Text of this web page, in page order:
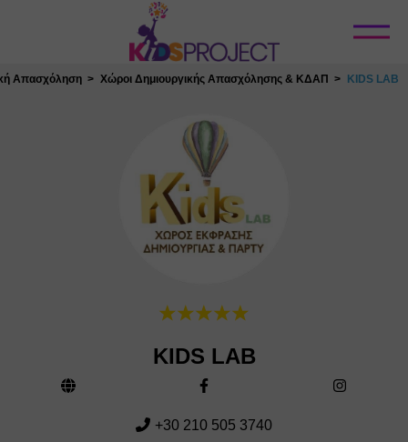
Κλείσιμο
Απασχόληση Χώροι Δημιουργικής Απασχόλησης & ΚΔΑΠ KIDS LAB
KIDS LAB
+30 210 505 3740